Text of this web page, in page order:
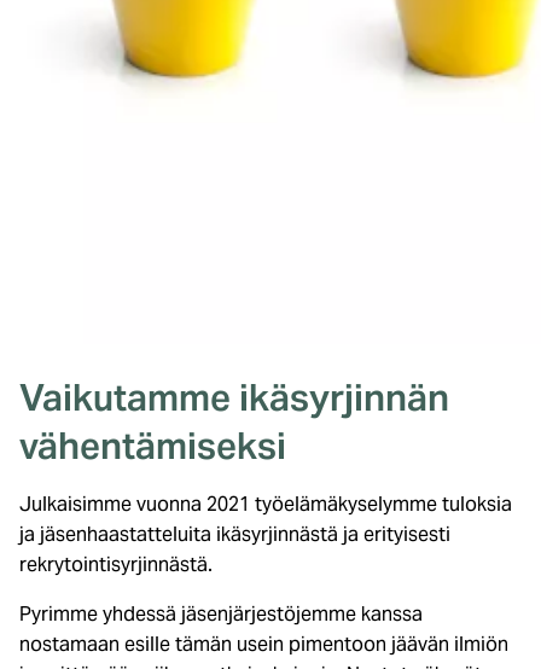
Vaikutamme ikäsyrjinnän
vähentämiseksi
Julkaisimme vuonna 2021 työelämäkyselymme tuloksia
ja jäsenhaastatteluita ikäsyrjinnästä ja erityisesti
rekrytointisyrjinnästä.
Pyrimme yhdessä jäsenjärjestöjemme kanssa
nostamaan esille tämän usein pimentoon jäävän ilmiön